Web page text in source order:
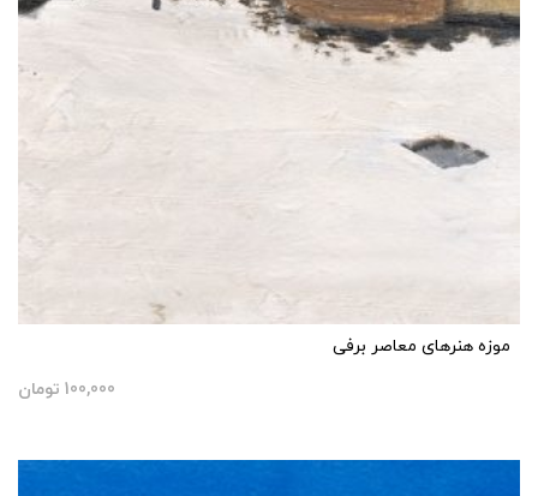
موزه هنرهای معاصر برفی
100,000 تومان